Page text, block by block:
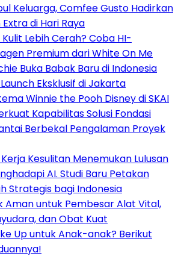
Keluarga, Comfee Gusto Hadirkan
di Hari Raya
Kulit Lebih Cerah? Coba HI-
Premium dari White On Me
Buka Babak Baru di Indonesia
Eksklusif di Jakarta
Winnie the Pooh Disney di SKAI
Kapabilitas Solusi Fondasi
Berbekal Pengalaman Proyek
Kesulitan Menemukan Lulusan
AI. Studi Baru Petakan
Strategis bagi Indonesia
Aman untuk Pembesar Alat Vital,
dan Obat Kuat
Up untuk Anak-anak? Berikut